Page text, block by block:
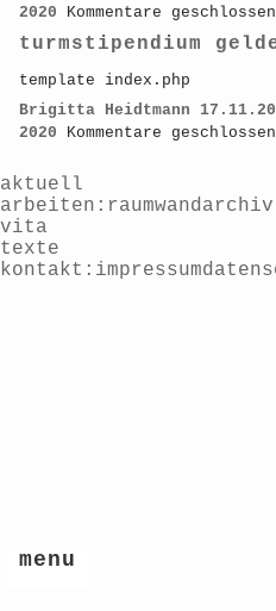
2020
Kommentare geschlossen
turmstipendium
template index.php
Brigitta Heidtmann
2020
Kommentare geschlossen
aktuell
arbeiten
raumwandarchiv
vita
texte
kontakt
impressum
menu